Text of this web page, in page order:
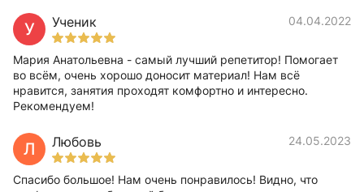
У Ученик 04.04.2022
Мария Анатольевна - самый лучший репетитор! Помогает
во всём, очень хорошо доносит материал! Нам всё
нравится, занятия проходят комфортно и интересно.
Рекомендуем!
Л Любовь 24.05.2023
Спасибо большое! Нам очень понравилось! Видно, что